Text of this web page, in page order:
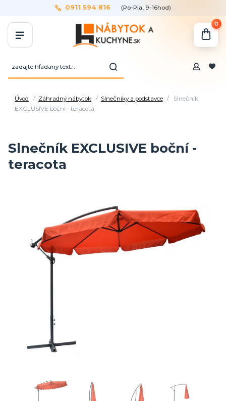
0911 594 816 (Po-Pia, 9-16hod)
0
Úvod Záhradný nábytok Slnečníky a podstavce
Slnečník
EXCLUSIVE boční - teracota
Slnečník EXCLUSIVE boční -
teracota